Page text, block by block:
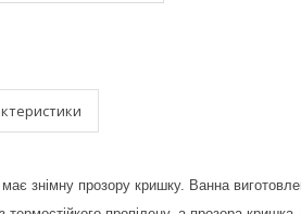
знімну прозору кришку. Ванна